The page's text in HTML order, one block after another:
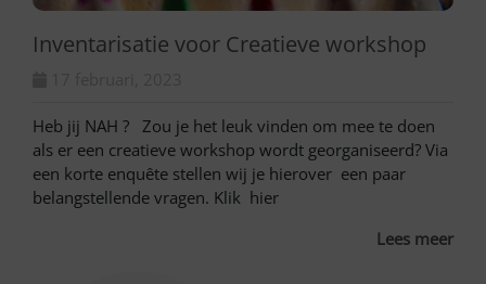
Inventarisatie voor Creatieve workshop
Heb jij NAH ? Zou je het leuk vinden om mee te doen
als er een creatieve workshop wordt georganiseerd? Via
een korte enquête stellen wij je hierover een paar
belangstellende vragen. Klik hier
Lees meer